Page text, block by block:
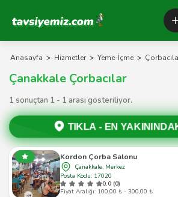
Tavsiyemiz Anasayfa
Anasayfa > Hizmetler > Yeme-İçme >
Çanakkale Çorbacılar
1 sonuçtan 1 - 1 arası gösteriliyor.
TIKLA - EN
Kordon Çorba Salonu
Çanakkale, Merkez
Posta Kodu: 17020
0.0 (0)
Fiyat Aralığı: 100,00 ₺ - 300,00 ₺